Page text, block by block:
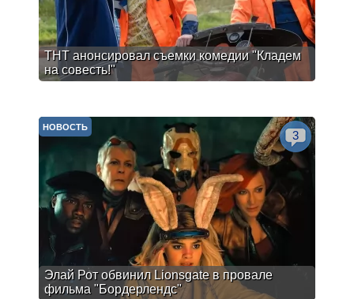
ТНТ анонсировал съемки комедии "Кладем
на совесть!"
Элай Рот обвинил Lionsgate в провале
фильма "Бордерлендс"
НОВОСТЬ
3